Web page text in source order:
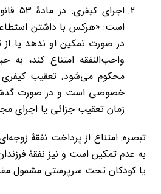
است: «هرکس با داشتن
در صورت تمکین او ندهد یا
واجب‌النفقه امتناع کند،
محکوم می‌شود. تعقیب
خصوصی است و در صورت
زمان تعقیب جزائی یا اجرای
تبصره: امتناع از پرداخت نفقۀ
به عدم تمکین است و نیز نفقۀ
یا کودکان تحت سرپرستی مشمول